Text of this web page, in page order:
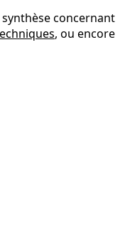
concernant
, ou encore